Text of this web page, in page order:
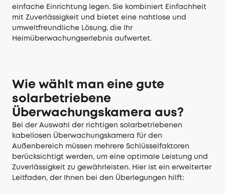
einfache Einrichtung legen. Sie kombiniert Einfachheit
mit Zuverlässigkeit und bietet eine nahtlose und
umweltfreundliche Lösung, die Ihr
Heimüberwachungserlebnis aufwertet.
Wie wählt man eine gute
solarbetriebene
Überwachungskamera aus?
Bei der Auswahl der richtigen solarbetriebenen
kabellosen Überwachungskamera für den
Außenbereich müssen mehrere Schlüsselfaktoren
berücksichtigt werden, um eine optimale Leistung und
Zuverlässigkeit zu gewährleisten. Hier ist ein erweiterter
Leitfaden, der Ihnen bei den Überlegungen hilft: